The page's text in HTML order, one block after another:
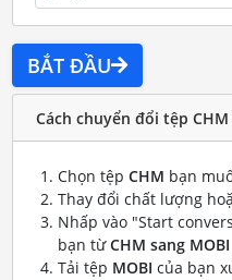
BẮT ĐẦU
Cách chuyển đổi tệp CHM
Chọn tệp CHM bạn
Thay đổi chất lượng
Nhấp vào "Start
bạn từCHM sang MOBI
Tải tệp MOBI của bạn